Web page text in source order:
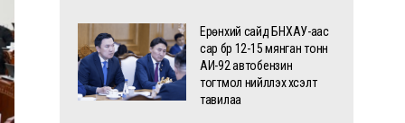
Ерөнхий сайд БНХАУ-аас
сар бүр 12-15 мянган тонн
АИ-92 автобензин
тогтмол нийлүүлэх хүсэлт
тавилаа